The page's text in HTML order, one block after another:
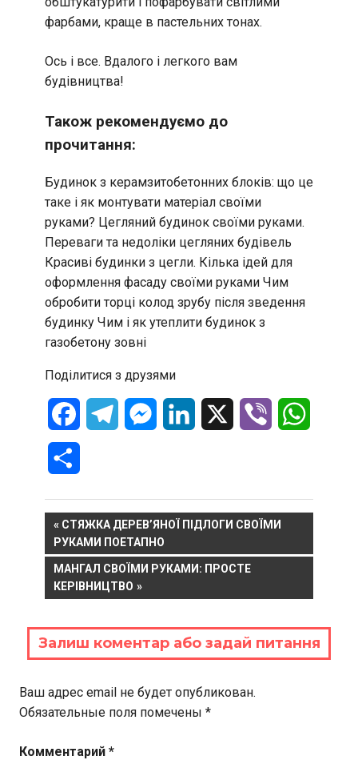
фарбами, краще в пастельних тонах.
Ось і все. Вдалого і легкого вам
будівництва!
Також рекомендуємо до
прочитання:
Будинок з керамзитобетонних блоків: що це
таке і як монтувати матеріал своїми
руками? Цегляний будинок своїми руками.
Переваги та недоліки цегляних будівель
Красиві будинки з цегли. Кілька ідей для
оформлення фасаду своїми руками Чим
обробити торці колод зрубу після зведення
будинку Чим і як утеплити будинок з
газобетону зовні
Поділитися з друзями
FacebookTelegramMessenger
LinkedIn Viber
Навигация
по
записям
PREVIOUS
POST:
СТЯЖКА ДЕРЕВ’ЯНОЇ ПІДЛОГИ СВОЇМИ
РУКАМИ ПОЕТАПНО
NEXT
POST:
МАНГАЛ СВОЇМИ РУКАМИ: ПРОСТЕ
КЕРІВНИЦТВО
Залиш коментар або задай питання
Ваш адрес email не будет опубликован.
Обязательные поля помечены *
Комментарий *